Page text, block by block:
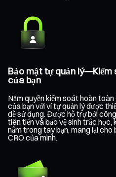
Bảo mật tự quản
của bạn
Nắm quyền kiểm soát hoàn
của bạn với ví tự quản lý được
dễ sử dụng. Được hỗ trợ bởi
tiên tiến và bảo vệ sinh trắc
nằm trong tay bạn, mang lại cho
CRO của mình.